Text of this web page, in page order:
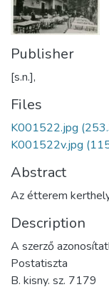
Publisher
[s.n.],
Files
K001522.jpg
K001522v.jpg
Abstract
Az étterem
Description
A szerző
Postatiszta
B. kisny. sz. 7179